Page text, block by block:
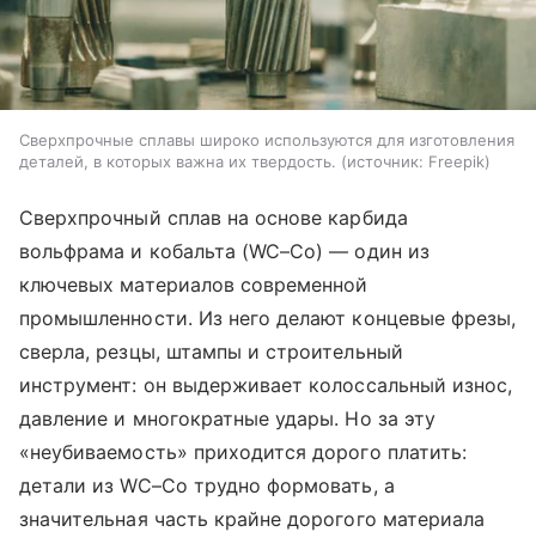
Сверхпрочные сплавы широко используются для изготовления
деталей, в которых важна их твердость.
источник: Freepik
Сверхпрочный сплав на основе карбида
вольфрама и кобальта (WC–Co) — один из
ключевых материалов современной
промышленности. Из него делают концевые фрезы,
сверла, резцы, штампы и строительный
инструмент: он выдерживает колоссальный износ,
давление и многократные удары. Но за эту
«неубиваемость» приходится дорого платить:
детали из WC–Co трудно формовать, а
значительная часть крайне дорогого материала